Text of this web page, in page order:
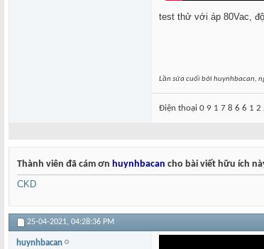
test thử với áp 80Vac,
Lần sửa cuối bởi huynhbacan,
Điện thoại 0 9 1 7 8 6 6 1 2
Thành viên đã cám ơn huynhbacan cho bài viết hữu ích
CKD
25-04-2021, 04:28:36 PM
huynhbacan